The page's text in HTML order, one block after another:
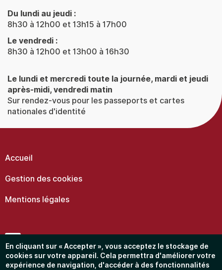
Du lundi au jeudi :
8h30 à 12h00 et 13h15 à 17h00
Le vendredi :
8h30 à 12h00 et 13h00 à 16h30
Le lundi et mercredi toute la journée, mardi et jeudi
après-midi, vendredi matin
Sur rendez-vous pour les passeports et cartes
nationales d'identité
de
Accueil
Gestion des cookies
Mentions légales
Facebook
En cliquant sur « Accepter », vous acceptez le stockage de
cookies sur votre appareil. Cela permettra d'améliorer votre
expérience de navigation, d'accéder à des fonctionnalités